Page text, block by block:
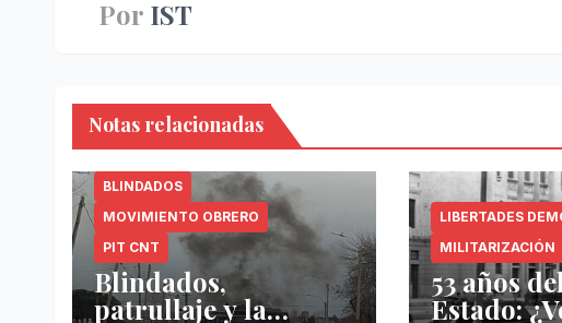
Por IST
Notas relacionadas
BLINDADOS
MOVIMIENTO OBRERO
PIT CNT
Blindados,
patrullaje y la
LIBERTADES
MILITARIZACIÓN
53 años
Estado: